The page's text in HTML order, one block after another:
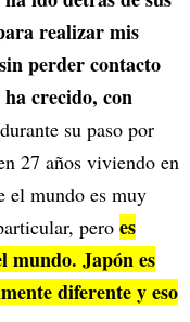
realizar mis
perder contacto
crecido, con
su paso por
27 años viviendo en
el mundo es muy
pero es
mundo. Japón es
diferente y eso